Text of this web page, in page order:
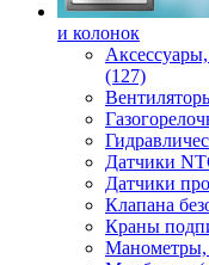
и колонок
(127)
Датчики
Датчики
Клапана
Краны
Манометры,